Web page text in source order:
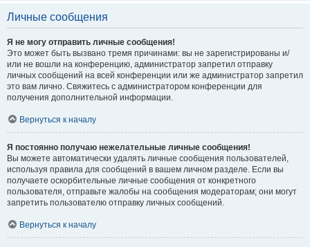
Личные сообщения
Я не могу отправить личные сообщения!
Это может быть вызвано тремя причинами: вы не зарегистрированы и/
или не вошли на конференцию, администратор запретил отправку
личных сообщений на всей конференции или же администратор запретил
это вам лично. Свяжитесь с администратором конференции для
получения дополнительной информации.
Вернуться к началу
Я постоянно получаю нежелательные личные сообщения!
Вы можете автоматически удалять личные сообщения пользователей,
используя правила для сообщений в вашем личном разделе. Если вы
получаете оскорбительные личные сообщения от конкретного
пользователя, отправьте жалобы на сообщения модераторам; они могут
запретить пользователю отправку личных сообщений.
Вернуться к началу